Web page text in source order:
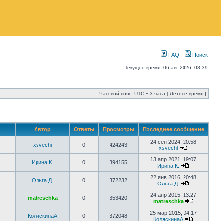
FAQ Поиск
Текущее время: 06 авг 2026, 08:39
Часовой пояс: UTC + 3 часа [ Летнее время ]
Автор Ответы Просмотры Последнее сообщение
xsvechi 0 424243
24 сен 2024, 20:58
xsvechi
Ирина К. 0 394155
13 апр 2021, 19:07
Ирина К.
Ольга Д. 0 372232
22 янв 2016, 20:48
Ольга Д.
matreschka 0 353420
24 апр 2015, 13:27
matreschka
КоляскинаА 0 372048
25 мар 2015, 04:17
КоляскинаА